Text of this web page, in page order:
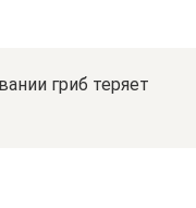
гриб теряет